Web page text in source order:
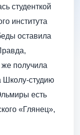
студенткой
института
оставила
же получила
Школу-студию
есть
«Глянец»,